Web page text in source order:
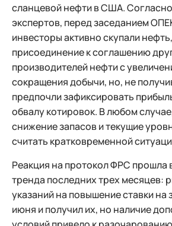
сланцевой нефти в США.
экспертов, перед заседанием
инвесторы активно скупали
присоединение к соглашению
производителей нефти с
сокращения добычи, но, не
предпочли зафиксировать
обвалу котировок. В любом
снижение запасов и текущие
считать кратковременной
Реакция на протокол ФРС прошла
тренда последних трех месяцев:
указаний на повышение ставки на
июня и получил их, но наличие